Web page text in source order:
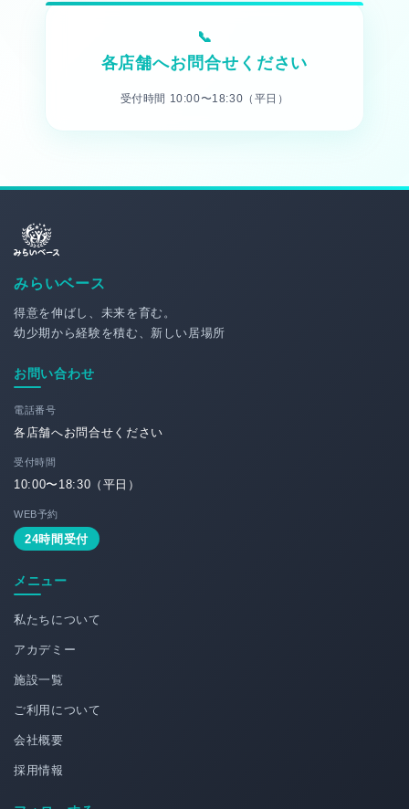
各店舗へお問合せください
受付時間 10:00〜18:30（平日）
みらいベース
得意を伸ばし、未来を育む。
幼少期から経験を積む、新しい居場所
お問い合わせ
電話番号
各店舗へお問合せください
受付時間
10:00〜18:30（平日）
WEB予約
24時間受付
メニュー
私たちについて
アカデミー
施設一覧
ご利用について
会社概要
採用情報